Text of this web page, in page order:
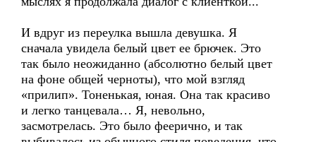
И вдруг из переулка вышла девушка. Я
сначала увидела белый цвет ее брючек. Это
так было неожиданно (абсолютно белый цвет
на фоне общей черноты), что мой взгляд
«прилип». Тоненькая, юная. Она так красиво
и легко танцевала… Я, невольно,
засмотрелась. Это было феерично, и так